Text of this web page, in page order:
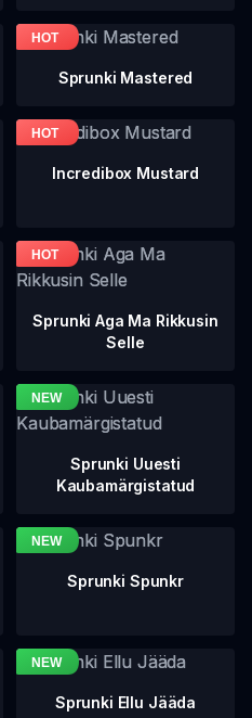
Sprunki Mastered
Incredibox Mustard
Sprunki Aga Ma Rikkusin
Selle
Sprunki Uuesti
Kaubamärgistatud
Sprunki Spunkr
Sprunki Ellu Jääda